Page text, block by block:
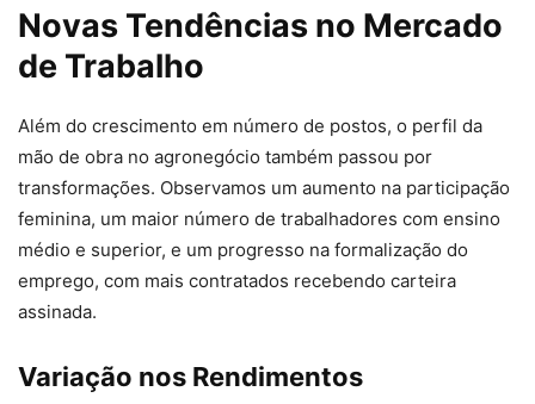
Novas Tendências no Mercado
de Trabalho
Além do crescimento em número de postos, o perfil da
mão de obra no agronegócio também passou por
transformações. Observamos um aumento na participação
feminina, um maior número de trabalhadores com ensino
médio e superior, e um progresso na formalização do
emprego, com mais contratados recebendo carteira
assinada.
Variação nos Rendimentos